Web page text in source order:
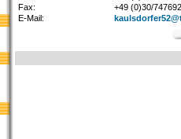
Fax:
+49 (0)30/
E-Mail: